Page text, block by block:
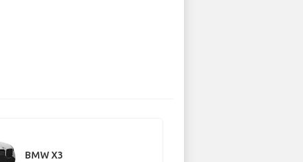
BMW X3